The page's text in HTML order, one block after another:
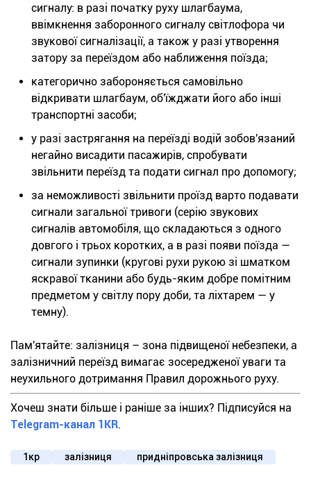
сигналу: в разі початку руху шлагбаума,
ввімкнення заборонного сигналу світлофора чи
звукової сигналізації, а також у разі утворення
затору за переїздом або наближення поїзда;
категорично забороняється самовільно
відкривати шлагбаум, об'їжджати його або інші
транспортні засоби;
у разі застрягання на переїзді водій зобов'язаний
негайно висадити пасажирів, спробувати
звільнити переїзд та подати сигнал про допомогу;
за неможливості звільнити проїзд варто подавати
сигнали загальної тривоги (серію звукових
сигналів автомобіля, що складаються з одного
довгого і трьох коротких, а в разі появи поїзда —
сигнали зупинки (кругові рухи рукою зі шматком
яскравої тканини або будь-яким добре помітним
предметом у світлу пору доби, та ліхтарем — у
темну).
Пам'ятайте: залізниця – зона підвищеної небезпеки, а
залізничний переїзд вимагає зосередженої уваги та
неухильного дотримання Правил дорожнього руху.
Хочеш знати більше і раніше за інших? Підписуйся на
Telegram-канал 1KR.
1кр залізниця придніпровська залізниця